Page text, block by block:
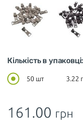
Кількість в упаковці:
50 шт 3.22
161.00 грн